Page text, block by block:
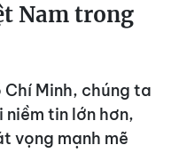
Nam trong
Chí Minh, chúng ta
niềm tin lớn hơn,
vọng mạnh mẽ